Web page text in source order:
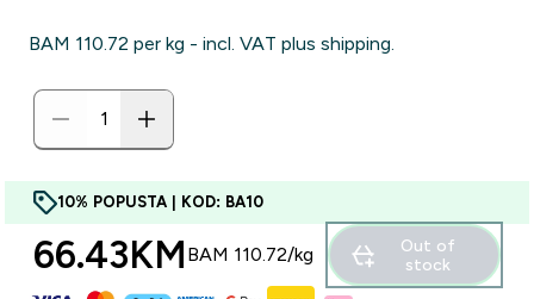
BAM 110.72‎ per kg - incl. VAT plus shipping.
10% POPUSTA | KOD: BA10
66.43KM‎ BAM 110.72‎/kg
Out of
stock